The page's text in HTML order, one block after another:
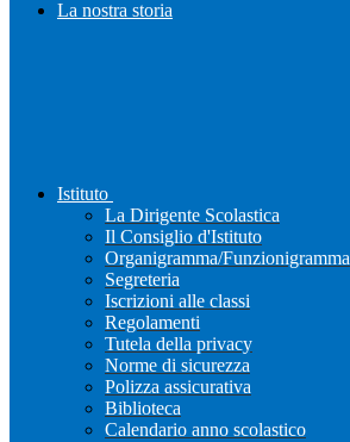
La nostra storia
Istituto
La Dirigente Scolastica
Il Consiglio d'Istituto
Organigramma/Funzionigramma
Segreteria
Iscrizioni alle classi
Regolamenti
Tutela della privacy
Norme di sicurezza
Polizza assicurativa
Biblioteca
Calendario anno scolastico